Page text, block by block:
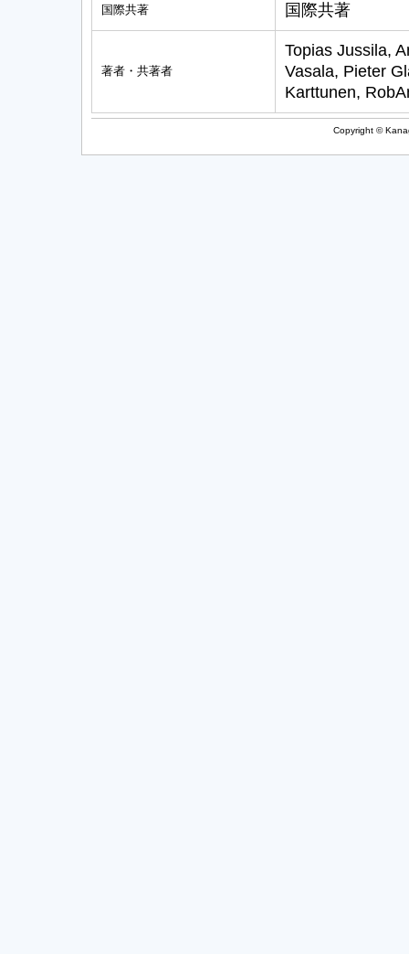
国際共著 国際共著
著者・共著者
Topias Jussila,
Vasala, Pieter
Karttunen,
Copyright ©